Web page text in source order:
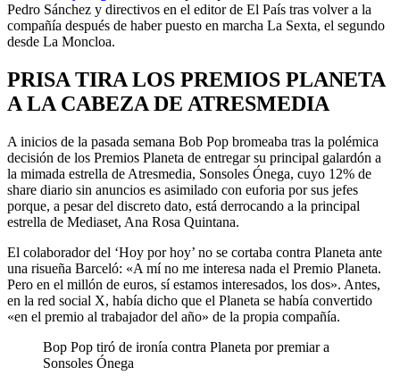
Pedro Sánchez y directivos en el editor de El País tras volver a la
compañía después de haber puesto en marcha La Sexta, el segundo
desde La Moncloa.
PRISA TIRA LOS PREMIOS PLANETA
A LA CABEZA DE ATRESMEDIA
A inicios de la pasada semana Bob Pop bromeaba tras la polémica
decisión de los Premios Planeta de entregar su principal galardón a
la mimada estrella de Atresmedia, Sonsoles Ónega, cuyo 12% de
share diario sin anuncios es asimilado con euforia por sus jefes
porque, a pesar del discreto dato, está derrocando a la principal
estrella de Mediaset, Ana Rosa Quintana.
El colaborador del ‘Hoy por hoy’ no se cortaba contra Planeta ante
una risueña Barceló: «A mí no me interesa nada el Premio Planeta.
Pero en el millón de euros, sí estamos interesados, los dos». Antes,
en la red social X, había dicho que el Planeta se había convertido
«en el premio al trabajador del año» de la propia compañía.
Bop Pop tiró de ironía contra Planeta por premiar a
Sonsoles Ónega